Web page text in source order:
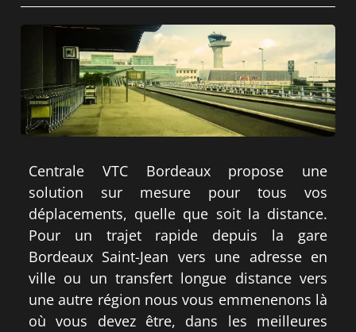
Centrale VTC Bordeaux propose une
solution sur mesure pour tous vos
déplacements, quelle que soit la distance.
Pour un trajet rapide depuis la gare
Bordeaux Saint-Jean vers une adresse en
ville ou un transfert longue distance vers
une autre région nous vous emmenenons là
où vous devez être, dans les meilleures